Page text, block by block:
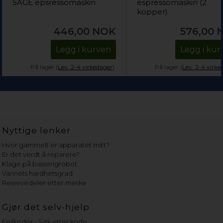
SAGE epsressomaskin
446,00 NOK
Legg i kurven
På lager (Lev. 2-4 virkedager).
espressomaskin (2
kopper)
576,00
Legg i
På lager (Lev. 2-4
Nyttige lenker
Hvor gammelt er apparatet mitt?
Er det verdt å reparere?
Klage på bassengrobot
Vannets hardhetsgrad
Reservedeler etter merke
Gjør det selv-hjelp
Feilkoder - Søk etter kode